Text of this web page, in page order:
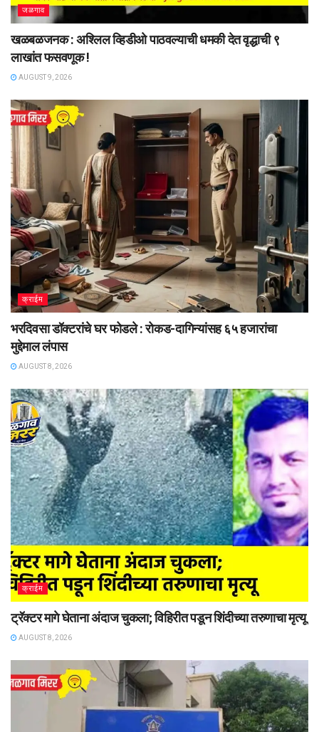
जळगाव
खळबळजनक : अश्लिल व्हिडीओ पाठवल्याची धमकी देत वृद्धाची ९
लाखांत फसवणूक !
AUGUST 9, 2026
क्राईम
भरदिवसा डॉक्टरांचे घर फोडले : रोकड-दागिन्यांसह ६५ हजारांचा
मुद्देमाल लंपास
AUGUST 8, 2026
क्राईम
ट्रॅक्टर मागे घेताना अंदाज चुकला; विहिरीत पडून शिंदीच्या तरुणाचा मृत्यू
AUGUST 8, 2026